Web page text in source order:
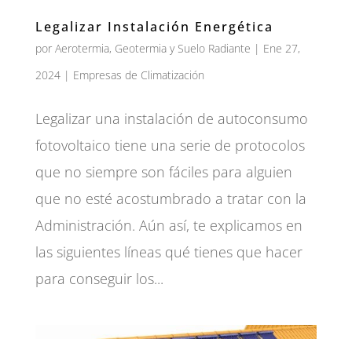
Legalizar Instalación Energética
por Aerotermia, Geotermia y Suelo Radiante | Ene 27,
2024| Empresas de Climatización
Legalizar una instalación de autoconsumo
fotovoltaico tiene una serie de protocolos
que no siempre son fáciles para alguien
que no esté acostumbrado a tratar con la
Administración. Aún así, te explicamos en
las siguientes líneas qué tienes que hacer
para conseguir los...